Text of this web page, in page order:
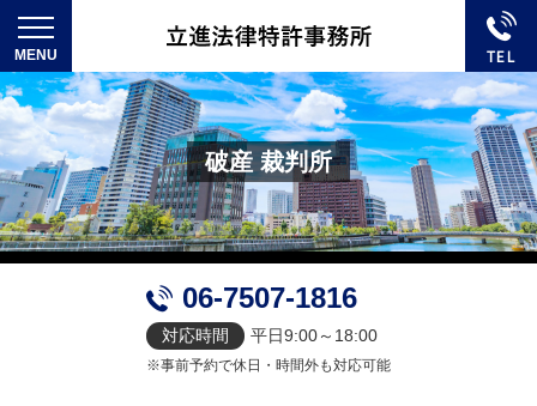
破産 裁判所
06-7507-1816
対応時間 平日9:00～18:00
※事前予約で休日・時間外も対応可能